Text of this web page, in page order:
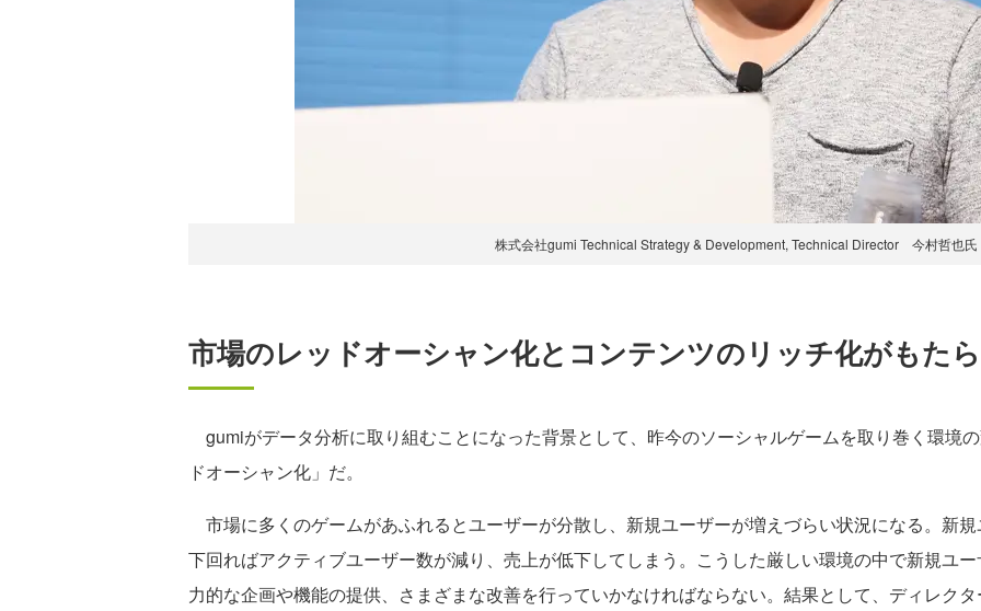
株式会社gumi Technical Strategy & Development, Technical Director 今村哲也氏
市場のレッドオーシャン化とコンテンツのリッチ化がもた
gumiがデータ分析に取り組むことになった背景として、昨今のソーシャルゲームを取り巻く環境
ドオーシャン化」だ。
市場に多くのゲームがあふれるとユーザーが分散し、新規ユーザーが増えづらい状況になる。新
下回ればアクティブユーザー数が減り、売上が低下してしまう。こうした厳しい環境の中で新規ユ
力的な企画や機能の提供、さまざまな改善を行っていかなければならない。結果として、ディレク